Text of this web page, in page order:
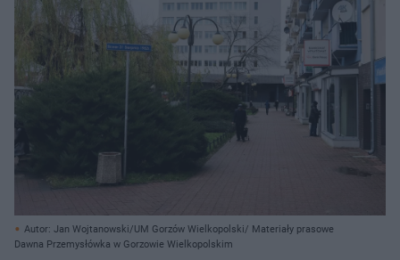
Autor: Jan Wojtanowski/UM Gorzów Wielkopolski/ Materiały prasowe
Dawna Przemysłówka w Gorzowie Wielkopolskim